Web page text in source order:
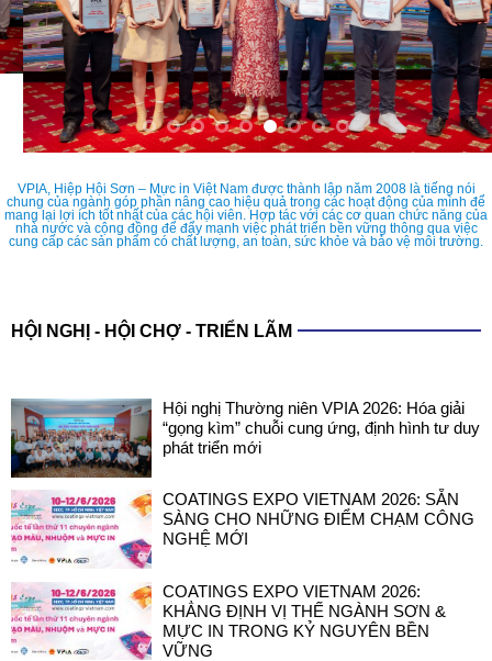
VPIA, Hiệp Hội Sơn – Mực in Việt Nam được thành lập năm 2008 là tiếng nói
chung của ngành góp phần nâng cao hiệu quả trong các hoạt động của mình để
mang lại lợi ích tốt nhất của các hội viên. Hợp tác với các cơ quan chức năng của
nhà nước và cộng đồng để đẩy mạnh việc phát triển bền vững thông qua việc
cung cấp các sản phẩm có chất lượng, an toàn, sức khỏe và bảo vệ môi trường.
HỘI NGHỊ - HỘI CHỢ - TRIỂN LÃM
Hội nghị Thường niên VPIA 2026: Hóa giải
“gọng kìm” chuỗi cung ứng, định hình tư duy
phát triển mới
COATINGS EXPO VIETNAM 2026: SẴN
SÀNG CHO NHỮNG ĐIỂM CHẠM CÔNG
NGHỆ MỚI
COATINGS EXPO VIETNAM 2026:
KHẲNG ĐỊNH VỊ THẾ NGÀNH SƠN &
MỰC IN TRONG KỶ NGUYÊN BỀN
VỮNG